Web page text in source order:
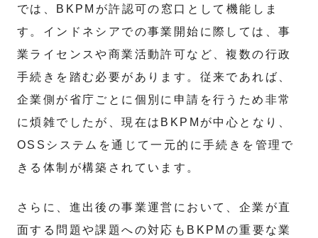
では、BKPMが許認可の窓口として機能しま
す。インドネシアでの事業開始に際しては、事
業ライセンスや商業活動許可など、複数の行政
手続きを踏む必要があります。従来であれば、
企業側が省庁ごとに個別に申請を行うため非常
に煩雑でしたが、現在はBKPMが中心となり、
OSSシステムを通じて一元的に手続きを管理で
きる体制が構築されています。
さらに、進出後の事業運営において、企業が直
面する問題や課題への対応もBKPMの重要な業